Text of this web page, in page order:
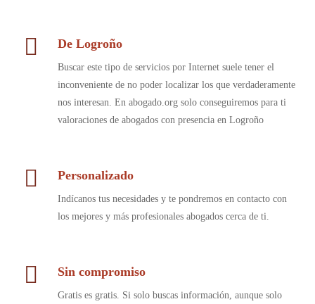
De Logroño
Buscar este tipo de servicios por Internet suele tener el
inconveniente de no poder localizar los que verdaderamente
nos interesan. En abogado.org solo conseguiremos para ti
valoraciones de abogados con presencia en Logroño
Personalizado
Indícanos tus necesidades y te pondremos en contacto con
los mejores y más profesionales abogados cerca de ti.
Sin compromiso
Gratis es gratis. Si solo buscas información, aunque solo